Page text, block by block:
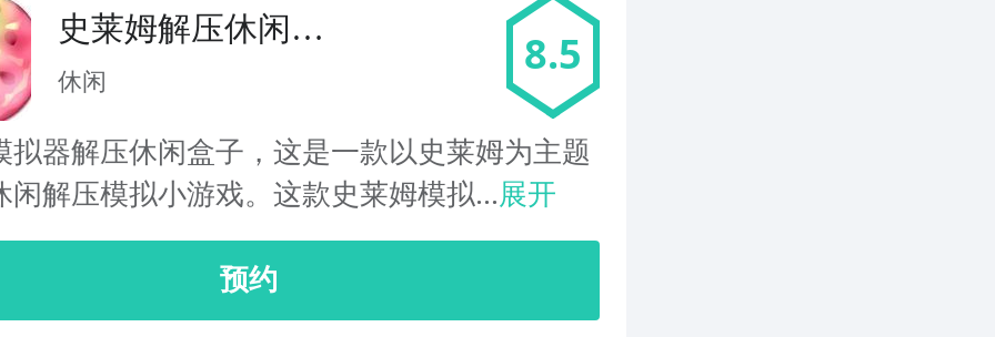
史莱姆解压休闲盒
子
休闲
8.5
拟器解压休闲盒子，这是一款以史莱姆为主题
闲解压模拟小游戏。这款史莱姆模拟...展开
预约